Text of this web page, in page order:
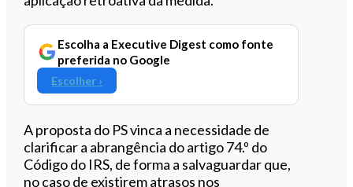
Escolha a Executive Digest como fonte
preferida no Google
Escolher ›
A proposta do PS vinca a necessidade de
clarificar a abrangência do artigo 74.º do
Código do IRS, de forma a salvaguardar que,
no caso de existirem atrasos nos